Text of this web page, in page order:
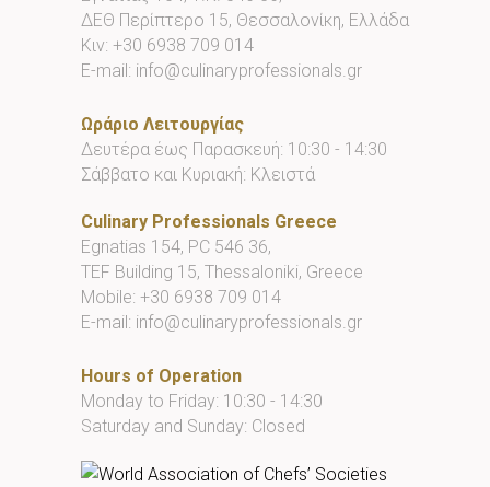
ΔΕΘ Περίπτερο 15, Θεσσαλονίκη, Ελλάδα
Κιν: +30 6938 709 014
E-mail: info@culinaryprofessionals.gr
Ωράριο Λειτουργίας
Δευτέρα έως Παρασκευή: 10:30 - 14:30
Σάββατο και Κυριακή: Κλειστά
Culinary Professionals Greece
Egnatias 154, PC 546 36,
TEF Building 15, Thessaloniki, Greece
Mobile: +30 6938 709 014
E-mail: info@culinaryprofessionals.gr
Hours of Operation
Monday to Friday: 10:30 - 14:30
Saturday and Sunday: Closed